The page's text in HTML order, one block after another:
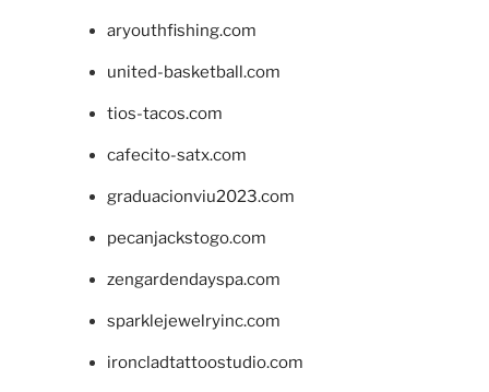
aryouthfishing.com
united-basketball.com
tios-tacos.com
cafecito-satx.com
graduacionviu2023.com
pecanjackstogo.com
zengardendayspa.com
sparklejewelryinc.com
ironcladtattoostudio.com